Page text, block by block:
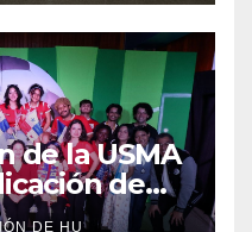
de la USMA
de
su 43
DE HU